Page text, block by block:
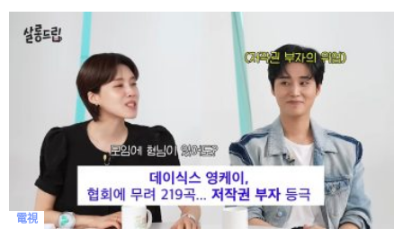
電視